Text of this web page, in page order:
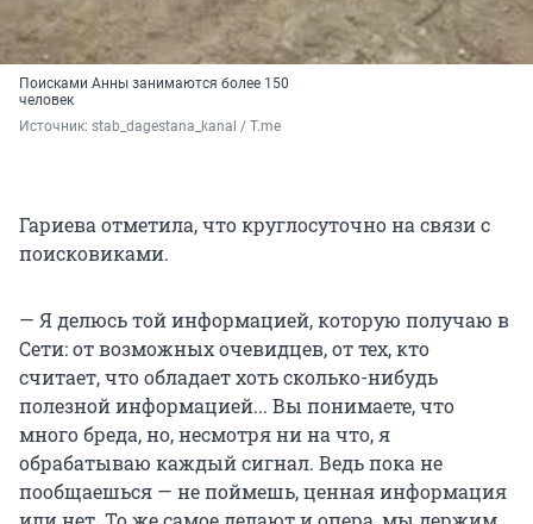
Поисками Анны занимаются более 150
человек
Источник: stab_dagestana_kanal / Т.me
Гариева отметила, что круглосуточно на связи с
поисковиками.
— Я делюсь той информацией, которую получаю в
Сети: от возможных очевидцев, от тех, кто
считает, что обладает хоть сколько-нибудь
полезной информацией... Вы понимаете, что
много бреда, но, несмотря ни на что, я
обрабатываю каждый сигнал. Ведь пока не
пообщаешься — не поймешь, ценная информация